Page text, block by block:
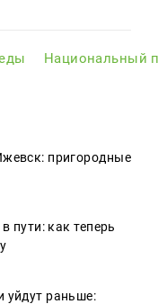
Национальный
пригородные
пути: как теперь
уйдут раньше: